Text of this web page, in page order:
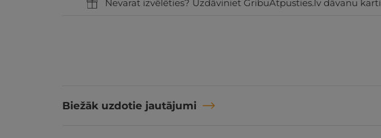
Nevarat izvēlēties? Uzdāviniet GribuAtpusties.lv dāvanu karti
Biežāk uzdotie jautājumi